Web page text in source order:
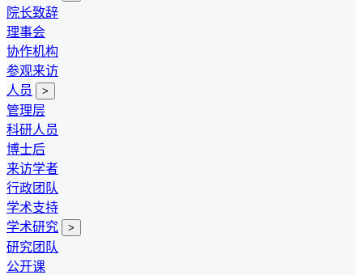
院长致辞
理事会
协作机构
参观来访
人员
>
管理层
科研人员
博士后
来访学者
行政团队
学术支持
学术研究
>
研究团队
公开课